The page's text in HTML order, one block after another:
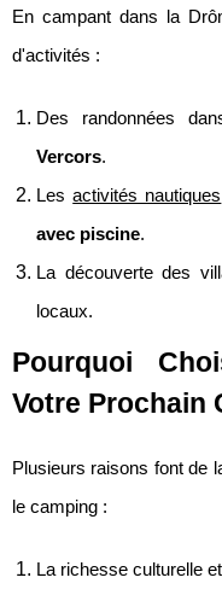
En campant dans la
d'activités :
Des randonnées
Vercors.
Lesactivités nautiques
avec piscine.
La découverte des
locaux.
Pourquoi
Votre Prochain
Plusieurs raisons font de
le camping :
La richesse culturelle